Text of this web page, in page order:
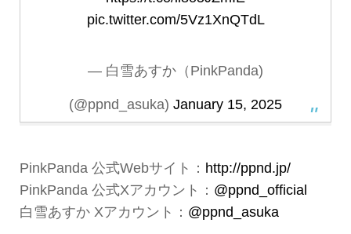
pic.twitter.com/5Vz1XnQTdL
— 白雪あすか（PinkPanda)
(@ppnd_asuka) January 15, 2025
PinkPanda 公式Webサイト： http://ppnd.jp/
PinkPanda 公式Xアカウント： @ppnd_official
白雪あすか Xアカウント： @ppnd_asuka